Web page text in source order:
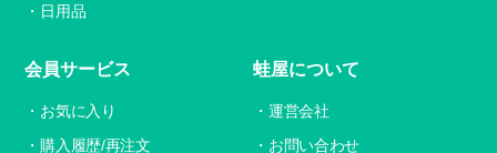
日用品
会員サービス
お気に入り
購入履歴/再注文
蛙屋について
運営会社
お問い合わせ